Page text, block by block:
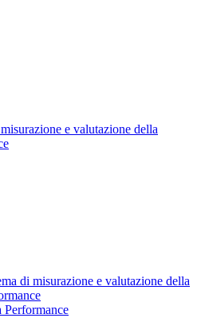
e valutazione della
di misurazione e valutazione della
Performance